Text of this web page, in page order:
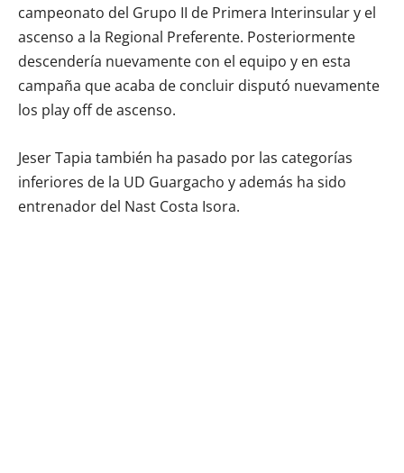
campeonato del Grupo II de Primera Interinsular y el
ascenso a la Regional Preferente. Posteriormente
descendería nuevamente con el equipo y en esta
campaña que acaba de concluir disputó nuevamente
los play off de ascenso.
Jeser Tapia también ha pasado por las categorías
inferiores de la UD Guargacho y además ha sido
entrenador del Nast Costa Isora.